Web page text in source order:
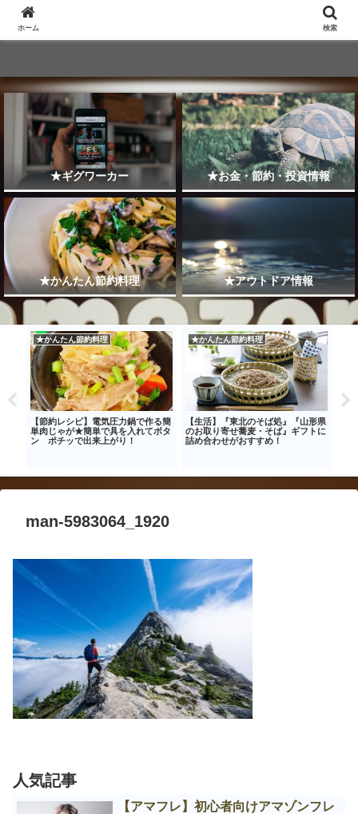
★ギグワーカー ★お金・節約・投資情報
★かんたん節約料理 ★アウトドア情報
★かんたん節約料理
【節約レシピ】電気圧力鍋で作る簡
単肉じゃが★簡単で具を入れてボタ
ン ポチッで出来上がり！
★かんたん節約料理
【生活】『東北のそば処』『山形県
のお取り寄せ蕎麦・そば』ギフトに
詰め合わせがおすすめ！
man-5983064_1920
人気記事
【アマフレ】初心者向けアマゾンフレ
ホーム 検索